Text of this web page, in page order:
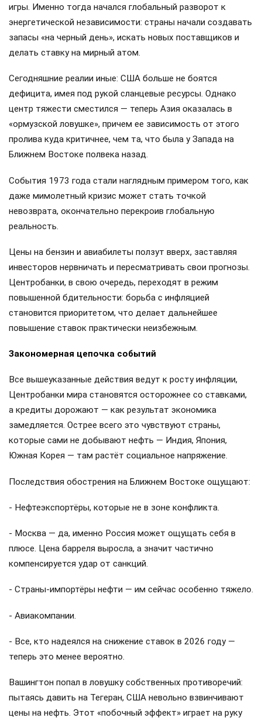
игры. Именно тогда начался глобальный разворот к
энергетической независимости: страны начали создавать
запасы «на черный день», искать новых поставщиков и
делать ставку на мирный атом.
Сегодняшние реалии иные: США больше не боятся
дефицита, имея под рукой сланцевые ресурсы. Однако
центр тяжести сместился — теперь Азия оказалась в
«ормузской ловушке», причем ее зависимость от этого
пролива куда критичнее, чем та, что была у Запада на
Ближнем Востоке полвека назад.
События 1973 года стали наглядным примером того, как
даже мимолетный кризис может стать точкой
невозврата, окончательно перекроив глобальную
реальность.
Цены на бензин и авиабилеты ползут вверх, заставляя
инвесторов нервничать и пересматривать свои прогнозы.
Центробанки, в свою очередь, переходят в режим
повышенной бдительности: борьба с инфляцией
становится приоритетом, что делает дальнейшее
повышение ставок практически неизбежным.
Закономерная цепочка событий
Все вышеуказанные действия ведут к росту инфляции,
Центробанки мира становятся осторожнее со ставками,
а кредиты дорожают — как результат экономика
замедляется. Острее всего это чувствуют страны,
которые сами не добывают нефть — Индия, Япония,
Южная Корея — там растёт социальное напряжение.
Последствия обострения на Ближнем Востоке ощущают:
- Нефтеэкспортёры, которые не в зоне конфликта.
- Москва — да, именно Россия может ощущать себя в
плюсе. Цена барреля выросла, а значит частично
компенсируется удар от санкций.
- Страны-импортёры нефти — им сейчас особенно тяжело.
- Авиакомпании.
- Все, кто надеялся на снижение ставок в 2026 году —
теперь это менее вероятно.
Вашингтон попал в ловушку собственных противоречий:
пытаясь давить на Тегеран, США невольно взвинчивают
цены на нефть. Этот «побочный эффект» играет на руку